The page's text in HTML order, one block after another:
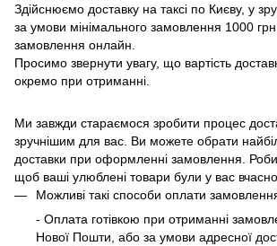
Здійснюємо доставку на таксі по Києву, у
за умови мінімального замовлення 1000
замовлення онлайн.
Просимо звернути увагу, що вартість
окремо при отриманні.
Ми завжди стараємося зробити процес
зручнішим для вас. Ви можете обрати
доставки при оформленні замовлення.
щоб ваші улюблені товари були у вас
Можливі такі способи оплати
- Оплата готівкою при отриманні
Нової Пошти, або за умови адресної